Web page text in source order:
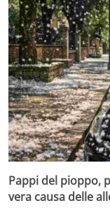
Pappi del pioppo,
vera causa delle